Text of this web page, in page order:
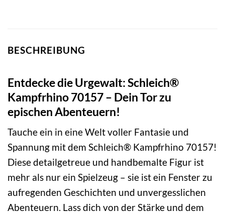
BESCHREIBUNG
Entdecke die Urgewalt: Schleich®
Kampfrhino 70157 – Dein Tor zu
epischen Abenteuern!
Tauche ein in eine Welt voller Fantasie und
Spannung mit dem Schleich® Kampfrhino 70157!
Diese detailgetreue und handbemalte Figur ist
mehr als nur ein Spielzeug – sie ist ein Fenster zu
aufregenden Geschichten und unvergesslichen
Abenteuern. Lass dich von der Stärke und dem